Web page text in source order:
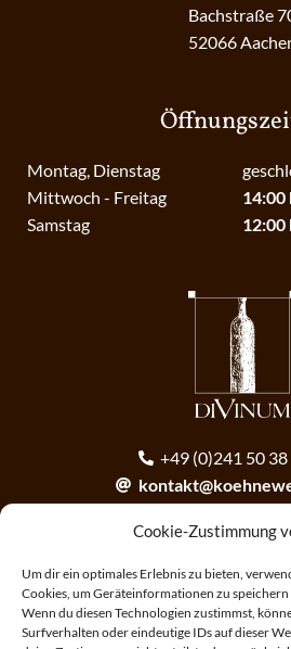
Cookie-Zustimmung
Um dir ein optimales Erlebnis zu bieten,
Cookies, um Geräteinformationen zu
Wenn du diesen Technologien zustimmst,
Surfverhalten oder eindeutige IDs auf dieser
Bachstraße
52066
Montag, Dienstag
Mittwoch - Freitag
Samstag
14:00
12:00
+49 (0)241 50 38
Anmeldung zum